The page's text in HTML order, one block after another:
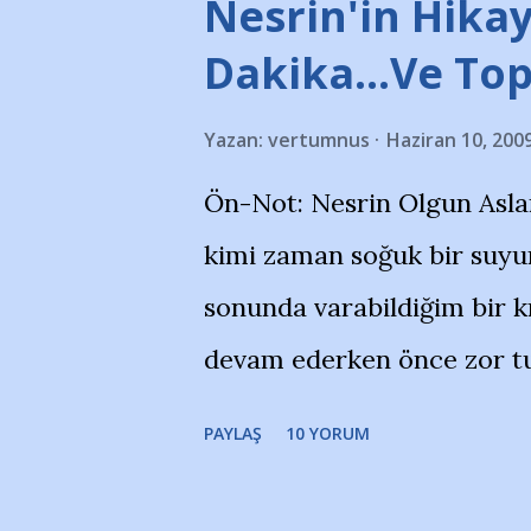
takımlarının Futbol
görmek istemediklerini bir
bildiriyordu.. Bu grup
''Açık ve net olarak
yanısıra, bu takımlara ait
Bursa Büyükşehir
merkezlerini de
Nesrin'in
Dakika…Ve
Yazan: vertumnus Haziran 10,
Ön-Not: Nesrin Olgun
kimi zaman soğuk bir
sonunda varabildiğim bir
devam ederken önce zor
PAYLAŞ 10 YORUM